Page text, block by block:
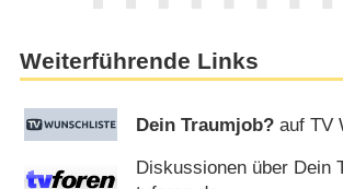
Weiterführende Links
Dein Traumjob? auf TV
Diskussionen über Dein